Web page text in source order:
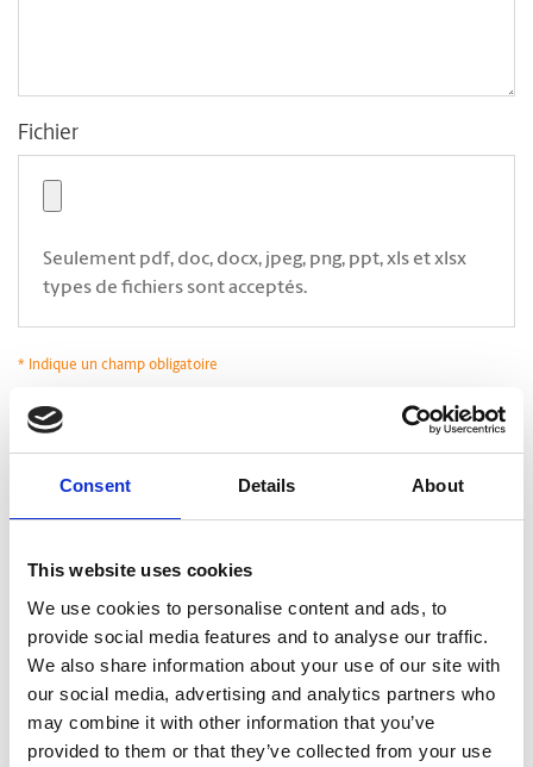
Consent Details About
This website uses cookies
We use cookies to personalise content and ads, to
provide social media features and to analyse our traffic.
We also share information about your use of our site with
our social media, advertising and analytics partners who
may combine it with other information that you’ve
provided to them or that they’ve collected from your use
Fichier
Seulement pdf, doc, docx, jpeg, png, ppt, xls et xlsx
types de fichiers sont acceptés.
* Indique un champ obligatoire
* Oui, j’accepte que The UPS Store communique avec moi*. En cliquant sur
Soumettre, je déclare avoir lu et accepter la
Politique de confidentialité..
CAPTCHA